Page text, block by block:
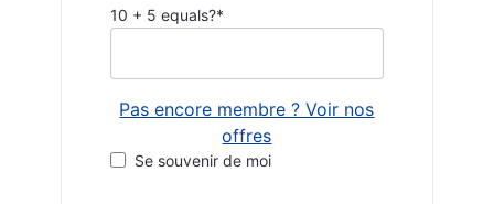
10 + 5 equals?*
Pas encore membre ? Voir nos
offres
Se souvenir de moi